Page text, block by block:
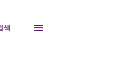
색